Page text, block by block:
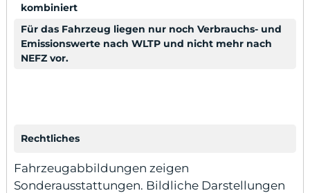
kombiniert
Für das Fahrzeug liegen nur noch Verbrauchs- und
Emissionswerte nach WLTP und nicht mehr nach
NEFZ vor.
Rechtliches
Fahrzeugabbildungen zeigen
Sonderausstattungen. Bildliche Darstellungen